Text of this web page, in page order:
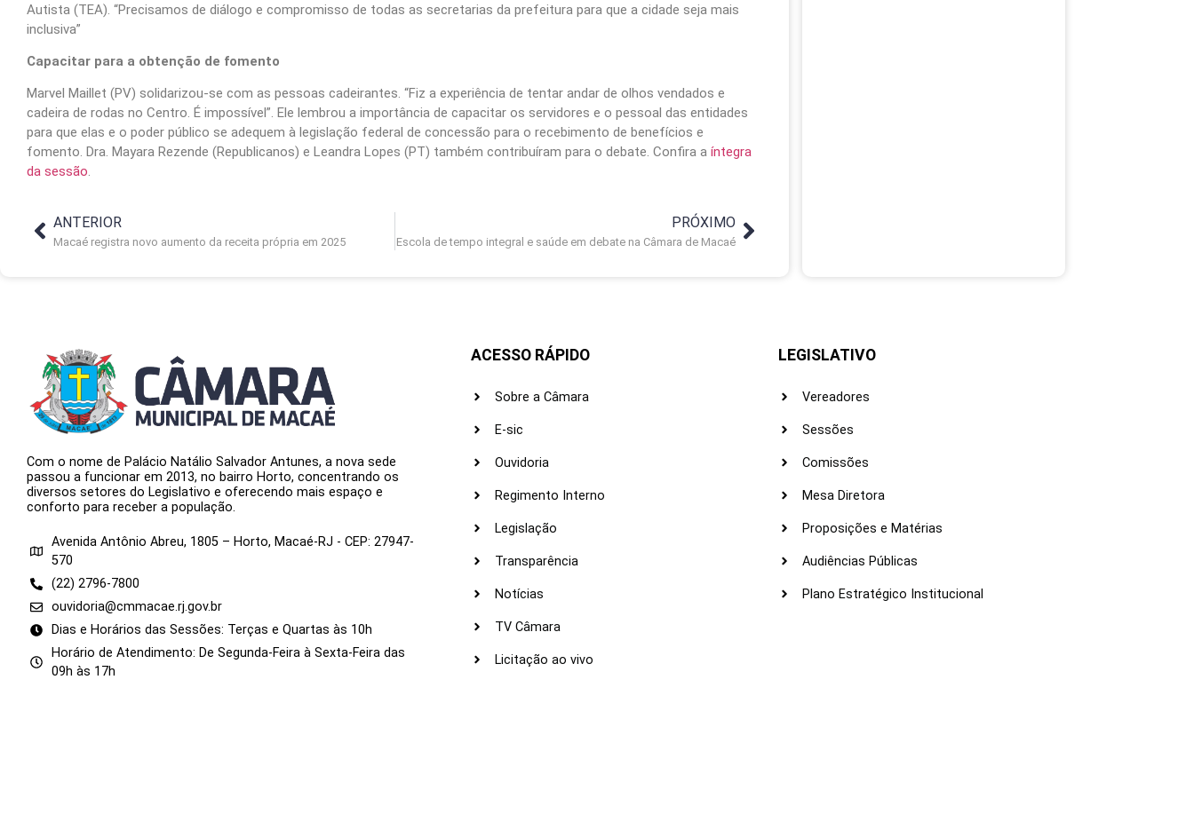
Autista (TEA). “Precisamos de diálogo e compromisso de todas as secretarias da prefeitura para que a cidade seja mais
inclusiva”
Capacitar para a obtenção de fomento
Marvel Maillet (PV) solidarizou-se com as pessoas cadeirantes. “Fiz a experiência de tentar andar de olhos vendados e
cadeira de rodas no Centro. É impossível”. Ele lembrou a importância de capacitar os servidores e o pessoal das entidades
para que elas e o poder público se adequem à legislação federal de concessão para o recebimento de benefícios e
fomento. Dra. Mayara Rezende (Republicanos) e Leandra Lopes (PT) também contribuíram para o debate. Confira a íntegra
da sessão.
ANTERIOR
Macaé registra novo aumento da receita própria em 2025
PRÓXIMO
Escola de tempo integral e saúde em debate na Câmara de Macaé
Com o nome de Palácio Natálio Salvador Antunes, a nova sede
passou a funcionar em 2013, no bairro Horto, concentrando os
diversos setores do Legislativo e oferecendo mais espaço e
conforto para receber a população.
Avenida Antônio Abreu, 1805 – Horto, Macaé-RJ - CEP: 27947-
570
(22) 2796-7800
ouvidoria@cmmacae.rj.gov.br
Dias e Horários das Sessões: Terças e Quartas às 10h
Horário de Atendimento: De Segunda-Feira à Sexta-Feira das
09h às 17h
ACESSO RÁPIDO
Sobre a Câmara
E-sic
Ouvidoria
Regimento Interno
Legislação
Transparência
Notícias
TV Câmara
Licitação ao vivo
LEGISLATIVO
Vereadores
Sessões
Comissões
Mesa Diretora
Proposições e Matérias
Audiências Públicas
Plano Estratégico Institucional